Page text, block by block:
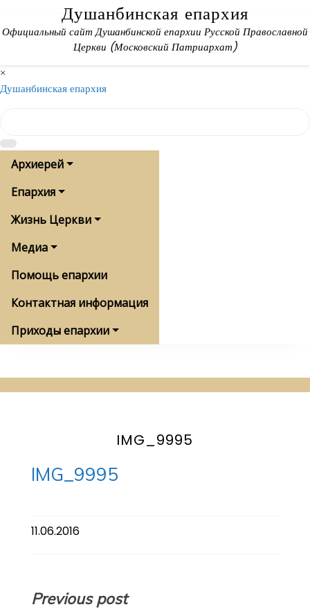
content
Душанбинская епархия
Официальный сайт Душанбинской епархии Русской Православной
Церкви (Московский Патриархат)
×
Душанбинская епархия
Архиерей
Епархия
Жизнь Церкви
Медиа
Помощь епархии
Контактная информация
Приходы епархии
IMG_9995
IMG_9995
11.06.2016
Навигация
Previous post